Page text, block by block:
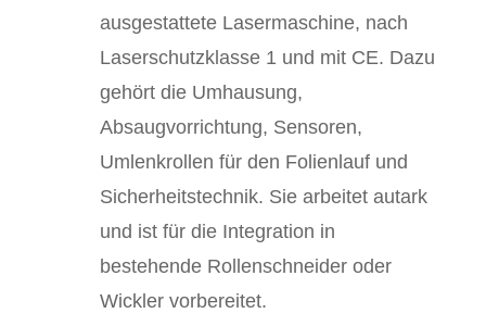
ausgestattete Lasermaschine, nach
Laserschutzklasse 1 und mit CE. Dazu
gehört die Umhausung,
Absaugvorrichtung, Sensoren,
Umlenkrollen für den Folienlauf und
Sicherheitstechnik. Sie arbeitet autark
und ist für die Integration in
bestehende Rollenschneider oder
Wickler vorbereitet.